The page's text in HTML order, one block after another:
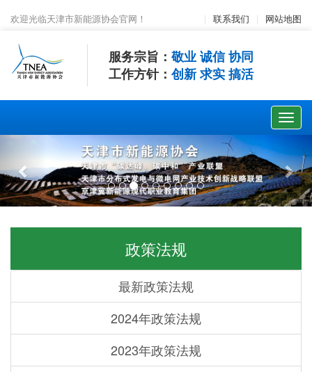
| 联系我们 | 网站地图
欢迎光临天津市新能源协会官网！
服务宗旨： 敬业 诚信 协同
工作方针： 创新 求实 搞活
政策法规
最新政策法规
2024年政策法规
2023年政策法规